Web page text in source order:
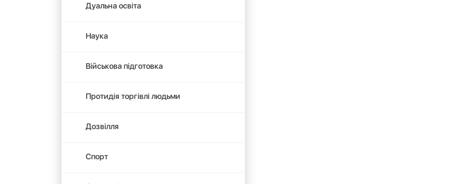
Дуальна освіта
Наука
Військова підготовка
Протидія торгівлі людьми
Дозвілля
Спорт